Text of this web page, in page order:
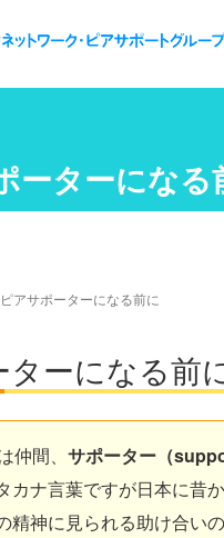
ーターになる
ピアサポーターになる前に
ターになる前
仲間、 サポーター（
カナ言葉ですが日本に昔
精神に見られる助け合い